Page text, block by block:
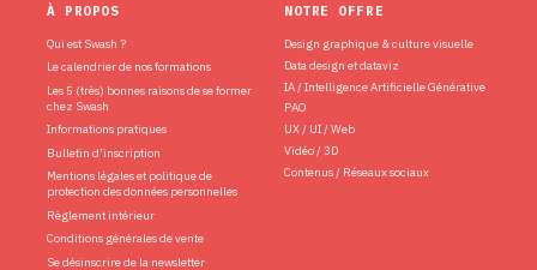
À PROPOS
Qui est Swash ?
Le calendrier de nos formations
Les 5 (très) bonnes raisons de se former
chez Swash
Informations pratiques
Bulletin d’inscription
Mentions légales et politique de
protection des données personnelles
Règlement intérieur
Conditions générales de vente
Se désinscrire de la newsletter
NOTRE OFFRE
Design graphique & culture visuelle
Data design et dataviz
IA / Intelligence Artificielle Générative
PAO
UX / UI / Web
Vidéo / 3D
Contenus / Réseaux sociaux